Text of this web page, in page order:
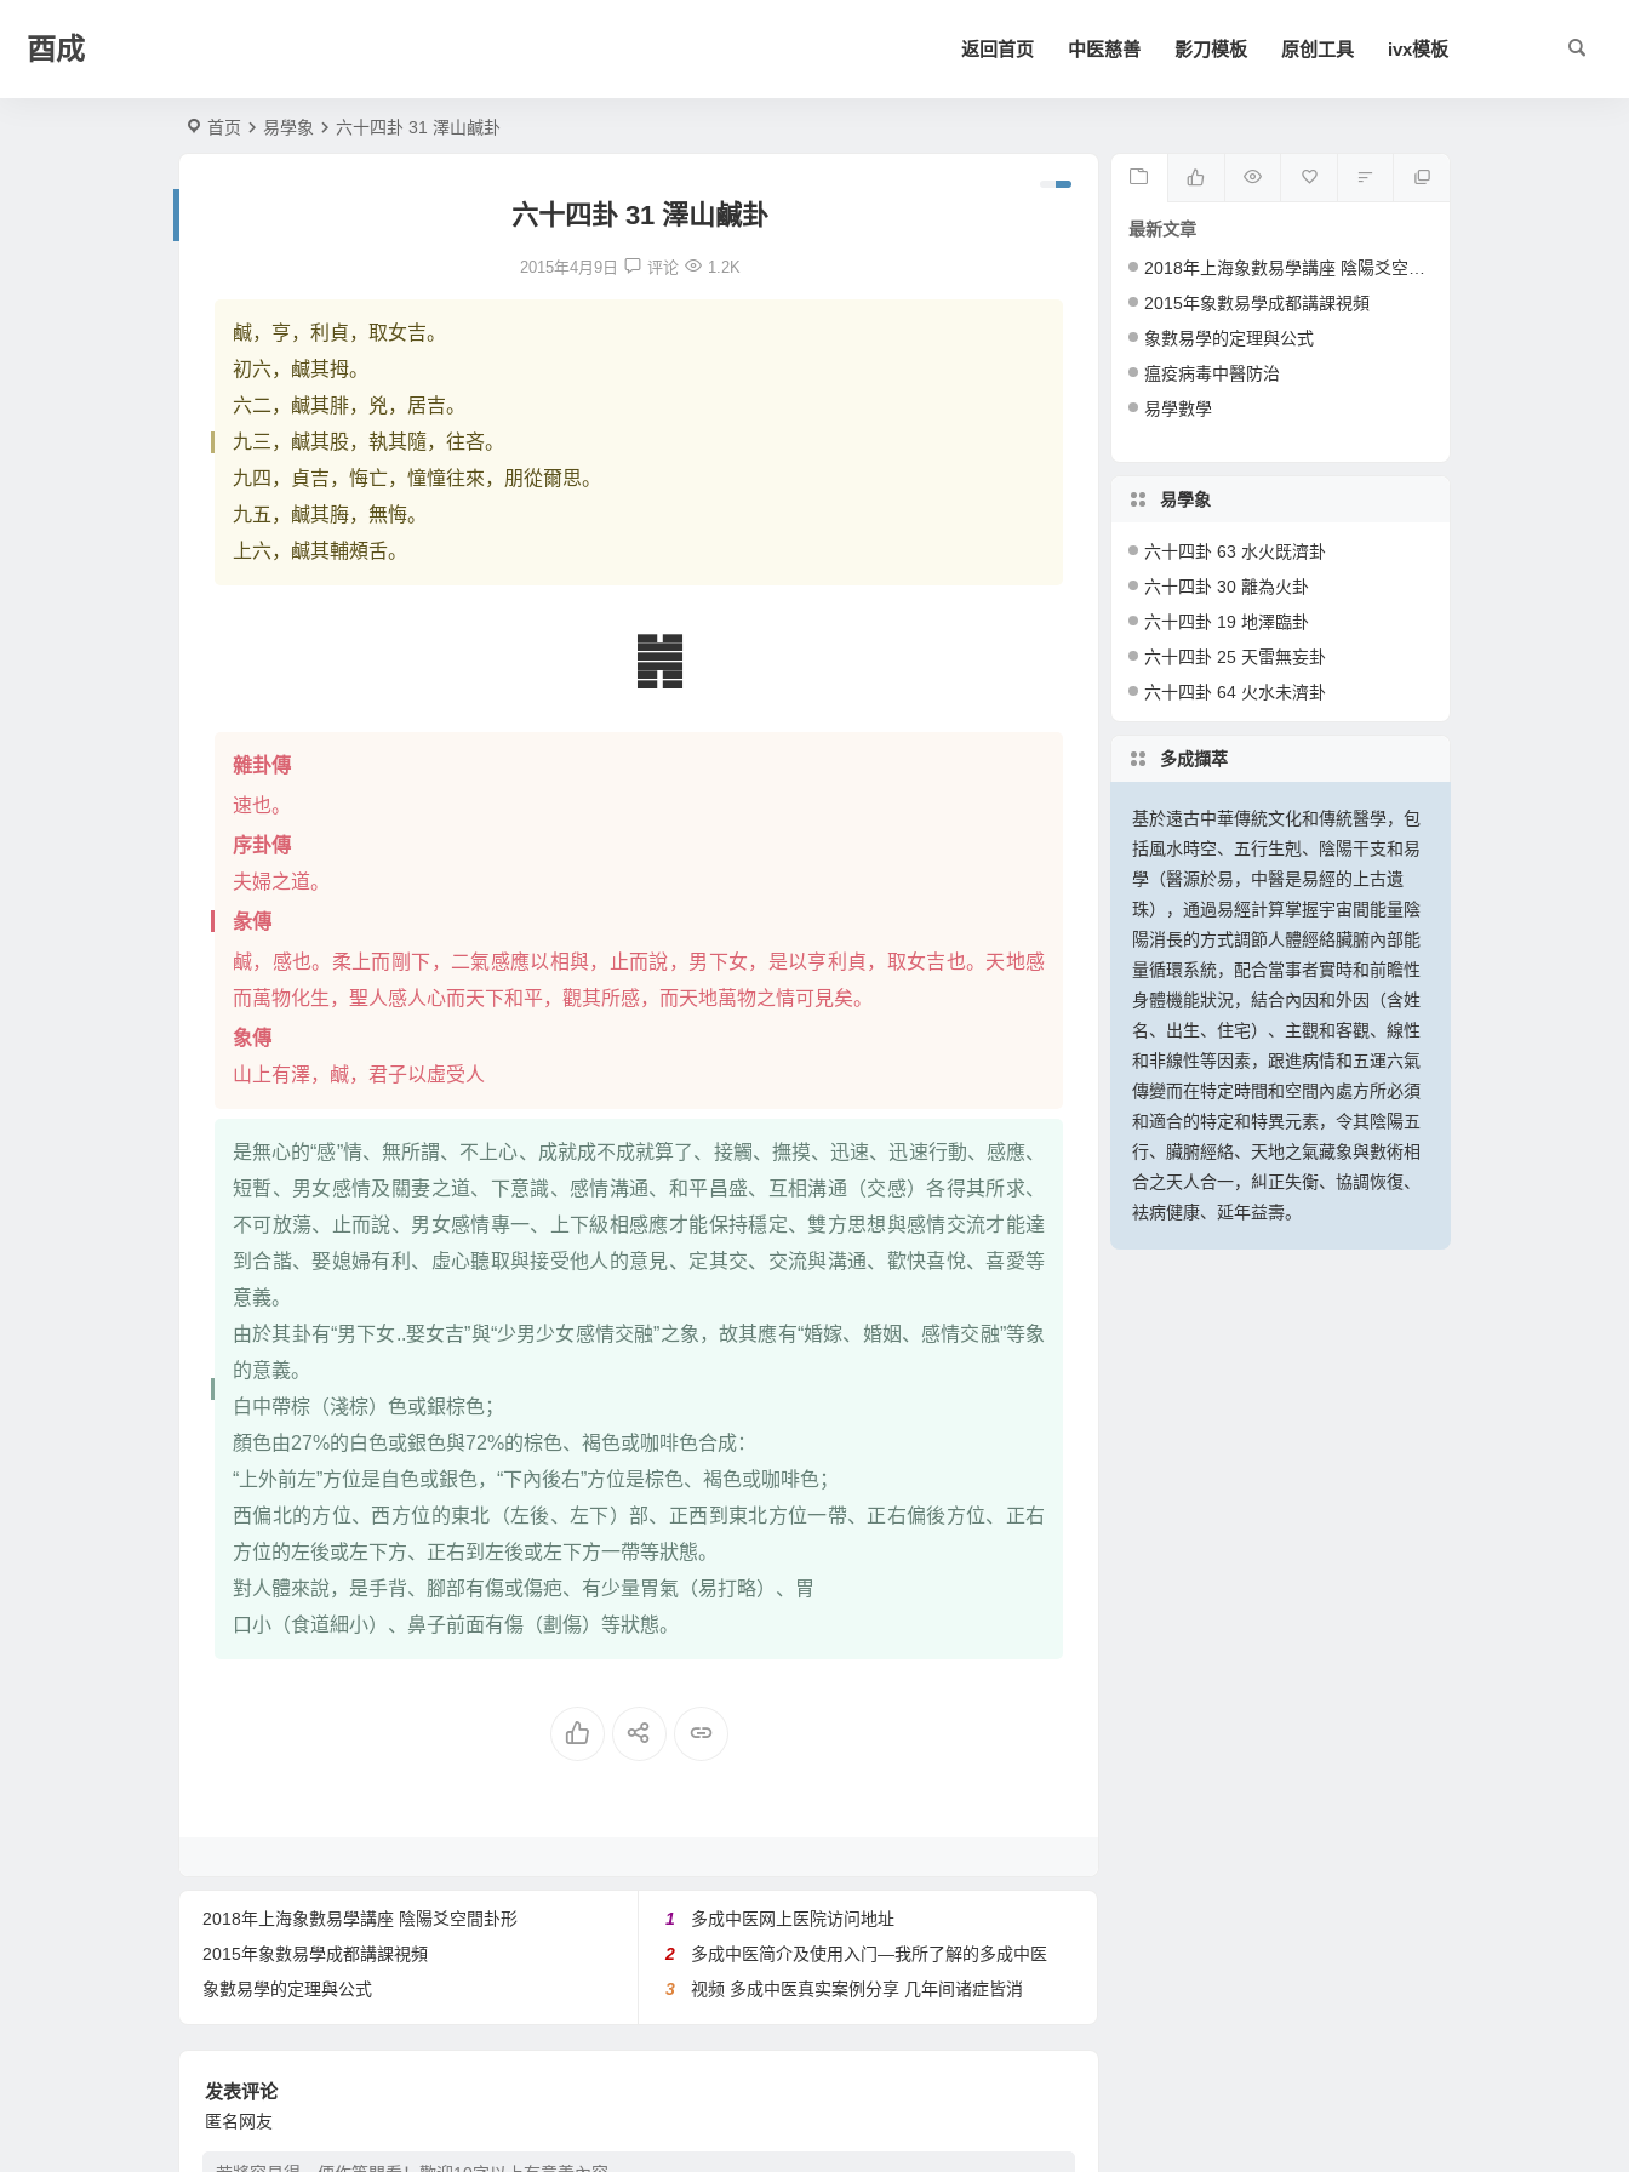
酉成 返回首页 中医慈善 影刀模板 原创工具 ivx模板
首页 易學象 六十四卦 31 澤山鹹卦
六十四卦 31 澤山鹹卦
2015年4月9日 评论 1.2K
鹹，亨，利貞，取女吉。
初六，鹹其拇。
六二，鹹其腓，兇，居吉。
九三，鹹其股，執其隨，往吝。
九四，貞吉，悔亡，憧憧往來，朋從爾思。
九五，鹹其脢，無悔。
上六，鹹其輔頰舌。
䷞
雜卦傳
速也。
序卦傳
夫婦之道。
彖傳
鹹，感也。柔上而剛下，二氣感應以相與，止而說，男下女，是以亨利貞，取女吉也。天地感
而萬物化生，聖人感人心而天下和平，觀其所感，而天地萬物之情可見矣。
象傳
山上有澤，鹹，君子以虛受人
是無心的“感”情、無所謂、不上心、成就成不成就算了、接觸、撫摸、迅速、迅速行動、感應、
短暫、男女感情及關妻之道、下意識、感情溝通、和平昌盛、互相溝通（交感）各得其所求、
不可放蕩、止而說、男女感情專一、上下級相感應才能保持穩定、雙方思想與感情交流才能達
到合諧、娶媳婦有利、虛心聽取與接受他人的意見、定其交、交流與溝通、歡快喜悅、喜愛等
意義。
由於其卦有“男下女..娶女吉”與“少男少女感情交融”之象，故其應有“婚嫁、婚姻、感情交融”等象
的意義。
白中帶棕（淺棕）色或銀棕色；
顏色由27%的白色或銀色與72%的棕色、褐色或咖啡色合成：
“上外前左”方位是自色或銀色，“下內後右”方位是棕色、褐色或咖啡色；
西偏北的方位、西方位的東北（左後、左下）部、正西到東北方位一帶、正右偏後方位、正右
方位的左後或左下方、正右到左後或左下方一帶等狀態。
對人體來說，是手背、腳部有傷或傷疤、有少量胃氣（易打略）、胃
口小（食道細小）、鼻子前面有傷（劃傷）等狀態。
2018年上海象數易學講座 陰陽爻空間卦形
2015年象數易學成都講課視頻
象數易學的定理與公式
1
多成中医网上医院访问地址
2
多成中医简介及使用入门—我所了解的多成中医
3
视频 多成中医真实案例分享 几年间诸症皆消
发表评论
匿名网友
最新文章
2018年上海象數易學講座 陰陽爻空間卦形
2015年象數易學成都講課視頻
象數易學的定理與公式
瘟疫病毒中醫防治
易學數學
易學象
六十四卦 63 水火既濟卦
六十四卦 30 離為火卦
六十四卦 19 地澤臨卦
六十四卦 25 天雷無妄卦
六十四卦 64 火水未濟卦
多成擷萃
基於遠古中華傳統文化和傳統醫學，包
括風水時空、五行生剋、陰陽干支和易
學（醫源於易，中醫是易經的上古遺
珠），通過易經計算掌握宇宙間能量陰
陽消長的方式調節人體經絡臟腑內部能
量循環系統，配合當事者實時和前瞻性
身體機能狀況，結合內因和外因（含姓
名、出生、住宅）、主觀和客觀、線性
和非線性等因素，跟進病情和五運六氣
傳變而在特定時間和空間內處方所必須
和適合的特定和特異元素，令其陰陽五
行、臟腑經絡、天地之氣藏象與數術相
合之天人合一，糾正失衡、協調恢復、
袪病健康、延年益壽。